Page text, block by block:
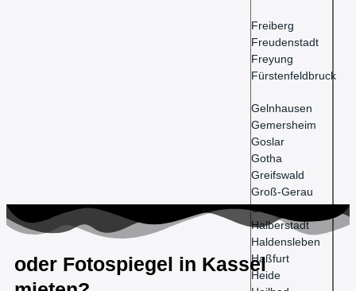
Freiberg
Freudenstadt
Freyung
Fürstenfeldbruck
Gelnhausen
Gemersheim
Goslar
Gotha
Greifswald
Groß-Gerau
Güstrow
Halberstadt
Haldensleben
Haßfurt
Heide
oder Fotospiegel in Kassel